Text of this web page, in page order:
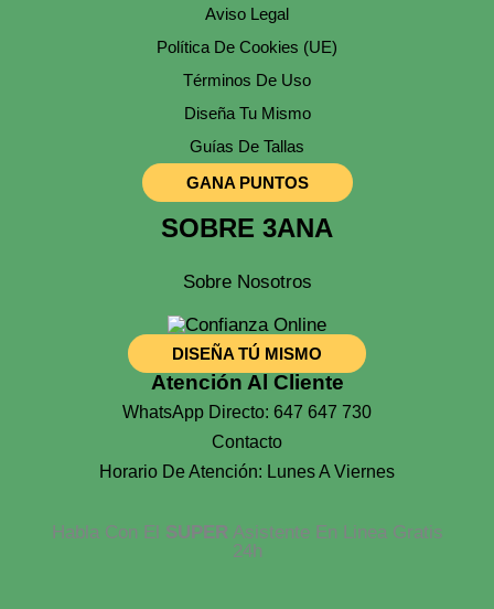
Aviso Legal
Política De Cookies (UE)
Términos De Uso
Diseña Tu Mismo
Guías De Tallas
GANA PUNTOS
SOBRE 3ANA
Sobre Nosotros
DISEÑA TÚ MISMO
Atención Al Cliente
WhatsApp Directo: 647 647 730
Contacto
Horario De Atención: Lunes A Viernes
Habla Con El SUPERAsistente En Linea Gratis
24h